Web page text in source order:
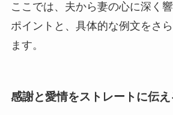
ここでは、夫から妻の心に深く
ポイントと、具体的な例文をさ
ます。
感謝と愛情をストレートに伝え